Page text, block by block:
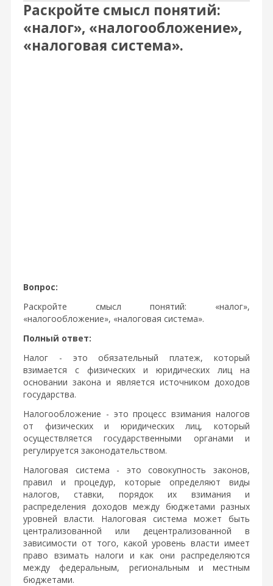
Раскройте смысл понятий:
«налог», «налогообложение»,
«налоговая система».
Вопрос:
Раскройте смысл понятий: «налог»,
«налогообложение», «налоговая система».
Полный ответ:
Налог - это обязательный платеж, который
взимается с физических и юридических лиц на
основании закона и является источником доходов
государства.
Налогообложение - это процесс взимания налогов
от физических и юридических лиц, который
осуществляется государственными органами и
регулируется законодательством.
Налоговая система - это совокупность законов,
правил и процедур, которые определяют виды
налогов, ставки, порядок их взимания и
распределения доходов между бюджетами разных
уровней власти. Налоговая система может быть
централизованной или децентрализованной в
зависимости от того, какой уровень власти имеет
право взимать налоги и как они распределяются
между федеральным, региональным и местным
бюджетами.